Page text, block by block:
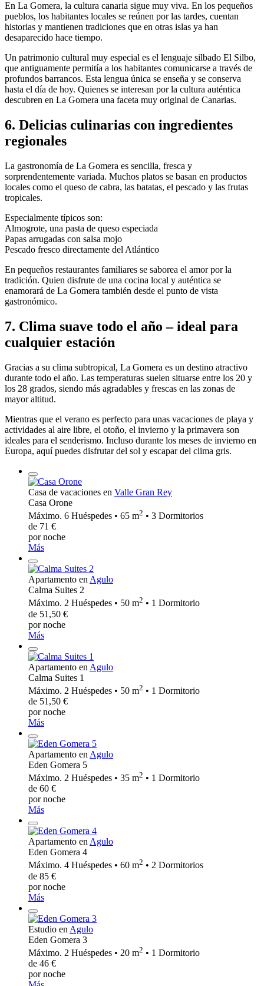
En La Gomera, la cultura canaria sigue muy viva. En los pequeños
pueblos, los habitantes locales se reúnen por las tardes, cuentan
historias y mantienen tradiciones que en otras islas ya han
desaparecido hace tiempo.
Un patrimonio cultural muy especial es el lenguaje silbado El Silbo,
que antiguamente permitía a los habitantes comunicarse a través de
profundos barrancos. Esta lengua única se enseña y se conserva
hasta el día de hoy. Quienes se interesan por la cultura auténtica
descubren en La Gomera una faceta muy original de Canarias.
6. Delicias culinarias con ingredientes
regionales
La gastronomía de La Gomera es sencilla, fresca y
sorprendentemente variada. Muchos platos se basan en productos
locales como el queso de cabra, las batatas, el pescado y las frutas
tropicales.
Especialmente típicos son:
Almogrote, una pasta de queso especiada
Papas arrugadas con salsa mojo
Pescado fresco directamente del Atlántico
En pequeños restaurantes familiares se saborea el amor por la
tradición. Quien disfrute de una cocina local y auténtica se
enamorará de La Gomera también desde el punto de vista
gastronómico.
7. Clima suave todo el año – ideal para
cualquier estación
Gracias a su clima subtropical, La Gomera es un destino atractivo
durante todo el año. Las temperaturas suelen situarse entre los 20 y
los 28 grados, siendo más agradables y frescas en las zonas de
mayor altitud.
Mientras que el verano es perfecto para unas vacaciones de playa y
actividades al aire libre, el otoño, el invierno y la primavera son
ideales para el senderismo. Incluso durante los meses de invierno en
Europa, aquí puedes disfrutar del sol y escapar del clima gris.
Casa de vacaciones en Valle Gran Rey
Casa Orone
Máximo. 6 Huéspedes • 65 m2 • 3 Dormitorios
de 71 €
por noche
Más
Apartamento en Agulo
Calma Suites 2
Máximo. 2 Huéspedes • 50 m2 • 1 Dormitorio
de 51,50 €
por noche
Más
Apartamento en Agulo
Calma Suites 1
Máximo. 2 Huéspedes • 50 m2 • 1 Dormitorio
de 51,50 €
por noche
Más
Apartamento en Agulo
Eden Gomera 5
Máximo. 2 Huéspedes • 35 m2 • 1 Dormitorio
de 60 €
por noche
Más
Apartamento en Agulo
Eden Gomera 4
Máximo. 4 Huéspedes • 60 m2 • 2 Dormitorios
de 85 €
por noche
Más
Estudio en Agulo
Eden Gomera 3
Máximo. 2 Huéspedes • 20 m2 • 1 Dormitorio
de 46 €
por noche